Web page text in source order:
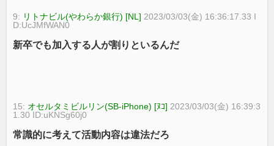
9: リトナビル(やわらか銀行) [NL] 2023/03/03(金) 16:36:17.33 I
D:UcJMfWAN0
新卒でも加入する人が割りといるんだ
15: オセルタミビルリン(SB-iPhone) [ﾇｺ] 2023/03/03(金) 16:39:3
1.30 ID:uKNSg60j0
常識的に考えて活動内容は違法だろ